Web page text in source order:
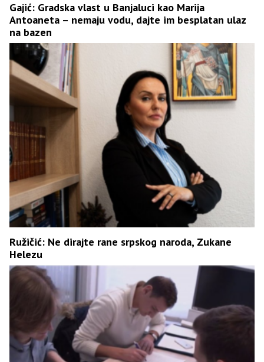
Gajić: Gradska vlast u Banjaluci kao Marija
Antoaneta – nemaju vodu, dajte im besplatan ulaz
na bazen
Ružičić: Ne dirajte rane srpskog naroda, Zukane
Helezu